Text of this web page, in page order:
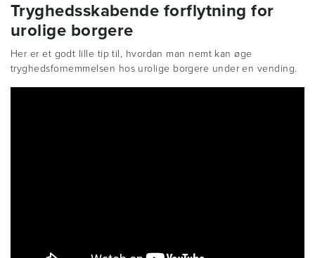
Tryghedsskabende forflytning for
urolige borgere
Her er et godt lille tip til, hvordan man nemt kan øge
tryghedsfornemmelsen hos urolige borgere under en vending.